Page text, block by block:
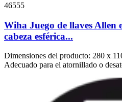
46555
Wiha Juego de llaves Allen
cabeza esférica...
Dimensiones del producto: 280 x
Adecuado para el atornillado o